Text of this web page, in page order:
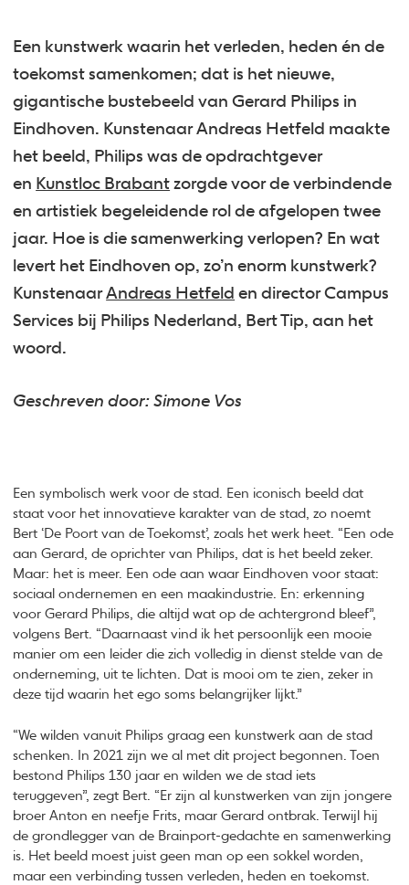
Een kunstwerk waarin het verleden, heden én de
toekomst samenkomen; dat is het nieuwe,
gigantische bustebeeld van Gerard Philips in
Eindhoven. Kunstenaar Andreas Hetfeld maakte
het beeld, Philips was de opdrachtgever
en Kunstloc Brabant zorgde voor de verbindende
en artistiek begeleidende rol de afgelopen twee
jaar. Hoe is die samenwerking verlopen? En wat
levert het Eindhoven op, zo’n enorm kunstwerk?
KunstenaarAndreas Hetfeld en director Campus
Services bij Philips Nederland, Bert Tip, aan het
woord.
Geschreven door: Simone Vos
Een symbolisch werk voor de stad. Een iconisch beeld dat
staat voor het innovatieve karakter van de stad, zo noemt
Bert ‘De Poort van de Toekomst’, zoals het werk heet. “Een ode
aan Gerard, de oprichter van Philips, dat is het beeld zeker.
Maar: het is meer. Een ode aan waar Eindhoven voor staat:
sociaal ondernemen en een maakindustrie. En: erkenning
voor Gerard Philips, die altijd wat op de achtergrond bleef”,
volgens Bert. “Daarnaast vind ik het persoonlijk een mooie
manier om een leider die zich volledig in dienst stelde van de
onderneming, uit te lichten. Dat is mooi om te zien, zeker in
deze tijd waarin het ego soms belangrijker lijkt.”
“We wilden vanuit Philips graag een kunstwerk aan de stad
schenken. In 2021 zijn we al met dit project begonnen. Toen
bestond Philips 130 jaar en wilden we de stad iets
teruggeven”, zegt Bert. “Er zijn al kunstwerken van zijn jongere
broer Anton en neefje Frits, maar Gerard ontbrak. Terwijl hij
de grondlegger van de Brainport-gedachte en samenwerking
is. Het beeld moest juist geen man op een sokkel worden,
maar een verbinding tussen verleden, heden en toekomst.